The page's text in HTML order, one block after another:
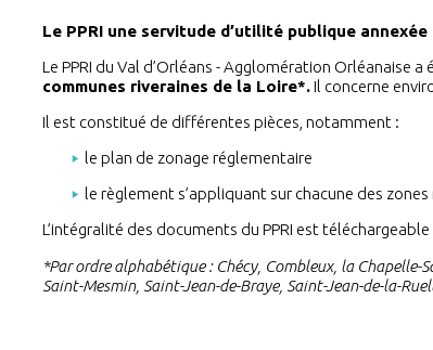
Le PPRI une servitude d’utilité publique
Le PPRI du Val d’Orléans - Agglomération Orléanaise a
communes riveraines de la Loire*.Il concerne
Il est constitué de différentes pièces, notamment :
le plan de zonage réglementaire
le règlement s’appliquant sur chacune des
L’intégralité des documents du PPRI est téléchargeable
*Par ordre alphabétique : Chécy, Combleux, la
Saint-Mesmin, Saint-Jean-de-Braye, Saint-Jean-de-la-